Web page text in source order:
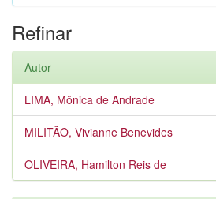
Refinar
Autor
LIMA, Mônica de Andrade
MILITÃO, Vivianne Benevides
OLIVEIRA, Hamilton Reis de